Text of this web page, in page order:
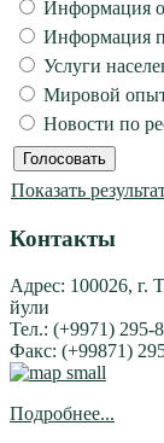
Информация
Информация
Услуги
Мировой
Новости по
Показать
Контакты
Адрес: 100026, г.
йули
Тел.: (+9971) 295-
Факс: (+99871)
Подробнее...